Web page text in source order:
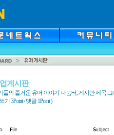
게시판
들의 즐거운 유머 이야기 나눔터, 게시만 제목
기 3Point / 댓글 1Point )